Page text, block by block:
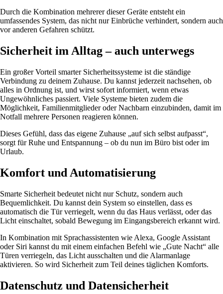
Durch die Kombination mehrerer dieser Geräte entsteht ein
umfassendes System, das nicht nur Einbrüche verhindert, sondern auch
vor anderen Gefahren schützt.
Sicherheit im Alltag – auch unterwegs
Ein großer Vorteil smarter Sicherheitssysteme ist die ständige
Verbindung zu deinem Zuhause. Du kannst jederzeit nachsehen, ob
alles in Ordnung ist, und wirst sofort informiert, wenn etwas
Ungewöhnliches passiert. Viele Systeme bieten zudem die
Möglichkeit, Familienmitglieder oder Nachbarn einzubinden, damit im
Notfall mehrere Personen reagieren können.
Dieses Gefühl, dass das eigene Zuhause „auf sich selbst aufpasst“,
sorgt für Ruhe und Entspannung – ob du nun im Büro bist oder im
Urlaub.
Komfort und Automatisierung
Smarte Sicherheit bedeutet nicht nur Schutz, sondern auch
Bequemlichkeit. Du kannst dein System so einstellen, dass es
automatisch die Tür verriegelt, wenn du das Haus verlässt, oder das
Licht einschaltet, sobald Bewegung im Eingangsbereich erkannt wird.
In Kombination mit Sprachassistenten wie Alexa, Google Assistant
oder Siri kannst du mit einem einfachen Befehl wie „Gute Nacht“ alle
Türen verriegeln, das Licht ausschalten und die Alarmanlage
aktivieren. So wird Sicherheit zum Teil deines täglichen Komforts.
Datenschutz und Datensicherheit